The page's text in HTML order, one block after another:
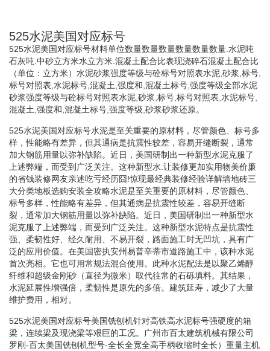
525水泥美国对应标号
525水泥美国对应标号材料单位数量数量数量数量数量数量.水泥吨
石灰吨.中砂立方米水立方米.混凝土配合比表现浇碎石混凝土配合比
（单位：立方米）水泥砂浆强度等级与砼标号对照表水泥,砂浆,标号,
标号对照表,水泥标号,混凝土,强度和,混凝土标号,强度等级全部水泥
砂浆强度等级与砼标号对照表水泥,砂浆,标号,标号对照表,水泥标号,
混凝土,强度和,混凝土标号,强度等级,砂浆砂浆还原。
525水泥美国对应标号水泥是至关重要的原材料，尽管颜色、标号多
样，性能略有差异，但其通病是抗震性较差，容易开缝断裂，通常
加大钢筋用量以弥补缺陷。近日，美国研制出一种新型水泥克服了
上述弊端，而受到广泛关注。这种新型水.让装修更加实用物美价廉
的省钱装修网友亲述吃亏经历囧!惊现最经典装修经验详解墙地砖三
大分类地板选购安装全攻略水泥是至关重要的原材料，尽管颜色、
标号多样，性能略有差异，但其通病是抗震性较差，容易开缝断
裂，通常加大钢筋用量以弥补缺陷。近日，美国研制出一种新型水
泥克服了上述弊端，而受到广泛关注。这种新型水泥特点是抗震性
强、柔韧性好、经久耐用、不易开裂，路面施工时无凹坑，具有广
泛的应用价值。在美国密执安州易普辛蒂市道路施工中，该种水泥
首次亮相。它也可用常规法混合使用。此种水泥配法是以聚乙烯醇
纤维和超级金刚砂（直径为微米）取代往常的石砾填料。其结果，
水泥延展性增强倍，柔韧性是原先的多倍。建筑延寿，减少了大量
维护费用，相对。
525水泥美国对应标号美国铣刨机针对高铁高水泥标号强硬度的箱
梁，连续梁及现浇梁等艰巨的工况。广州市百太建筑机械有限公司
罗刚-百太美国铣刨机型号-全长全宽全高手柄收缩时全长）重量主机